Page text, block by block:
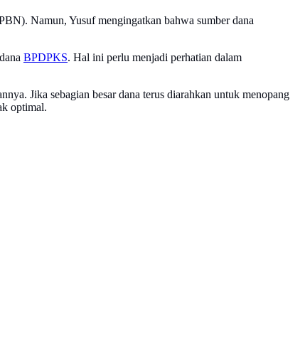
Namun, Yusuf mengingatkan bahwa sumber dana
BPDPKS. Hal ini perlu menjadi perhatian dalam
Jika sebagian besar dana terus diarahkan untuk menopang
optimal.